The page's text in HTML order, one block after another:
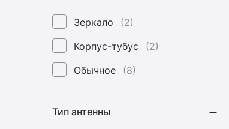
Зеркало
(2)
Корпус-тубус
(2)
Обычное
(8)
Тип антенны